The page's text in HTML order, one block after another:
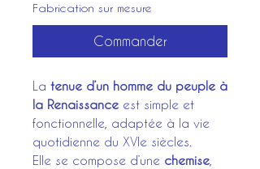
Fabrication sur mesure
Commander
La tenue d’un homme du peuple à
la Renaissance est simple et
fonctionnelle, adaptée à la vie
quotidienne du XVIe siècles.
Elle se compose d’une chemise